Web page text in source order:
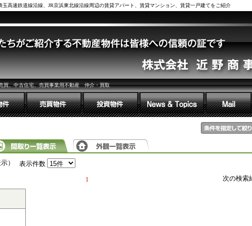
高速鉄道線沿線、JR京浜東北線沿線周辺の賃貸アパート、賃貸マンション、賃貸一戸建てをご紹介
買、中古住宅、売買事業用不動産 仲介・買取
） 表示件数
1 次の検